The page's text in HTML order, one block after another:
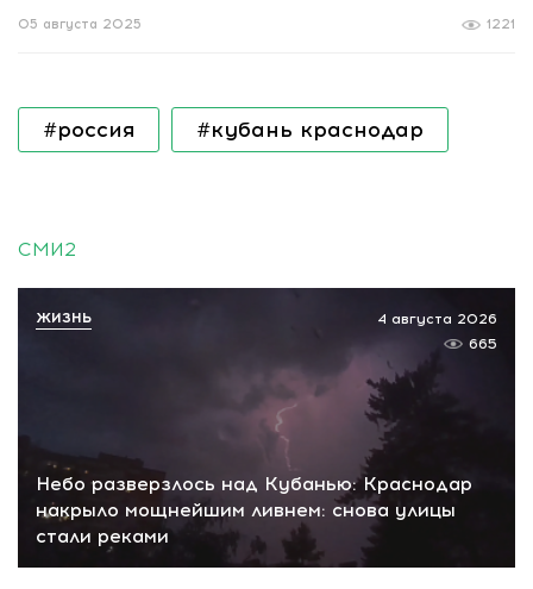
1221
05 августа 2025
#россия #кубань краснодар
СМИ2
Небо разверзлось над Кубанью: Краснодар
накрыло мощнейшим ливнем: снова улицы
стали реками
4 августа 2026
665
ЖИЗНЬ